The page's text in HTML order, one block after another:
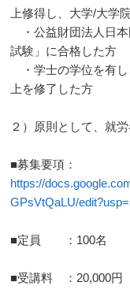
上修得し、大学/大学
・公益財団法人日本
試験」に合格した方
・学士の学位を有し
上を修了した方
２）原則として、就
■募集要項：
https://
GPsVtQaLU/
■定員 ：100名
■受講料 ：20,000